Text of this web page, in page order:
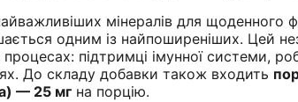
мінералів для щоденного
одним із найпоширеніших. Цей
підтримці імунної системи,
До складу добавки також входить
— 25 мг на порцію.